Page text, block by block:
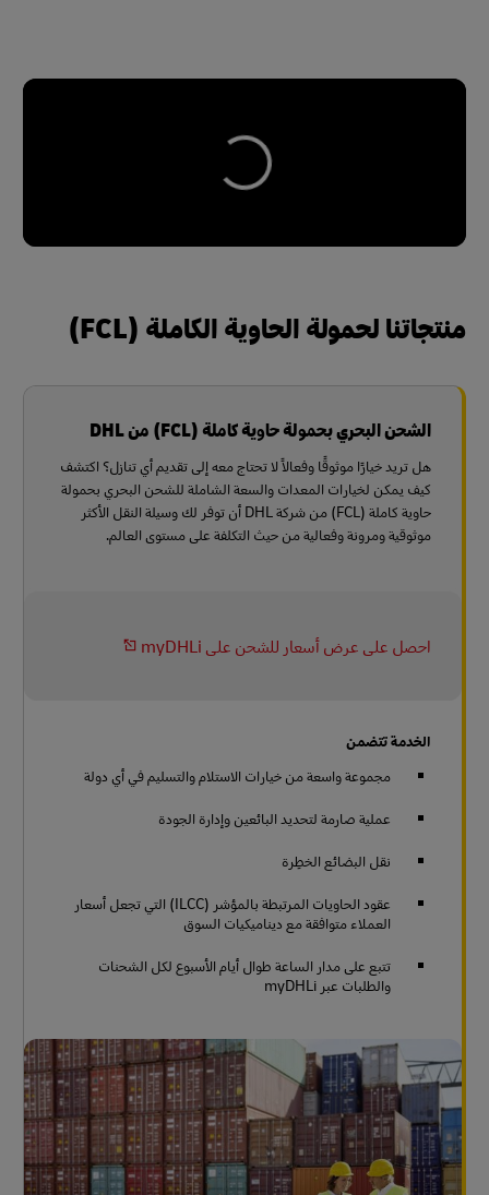
منتجاتنا لحمولة الحاوية الكاملة (FCL)
الشحن البحري بحمولة حاوية كاملة (FCL) من DHL
هل تريد خيارًا موثوقًا وفعالاً لا تحتاج معه إلى تقديم أي تنازل؟ اكتشف
كيف يمكن لخيارات المعدات والسعة الشاملة للشحن البحري بحمولة
حاوية كاملة (FCL) من شركة DHL أن توفر لك وسيلة النقل الأكثر
موثوقية ومرونة وفعالية من حيث التكلفة على مستوى العالم.
احصل على عرض أسعار للشحن على myDHLi
الخدمة تتضمن
مجموعة واسعة من خيارات الاستلام والتسليم في أي دولة
عملية صارمة لتحديد البائعين وإدارة الجودة
نقل البضائع الخطِرة
عقود الحاويات المرتبطة بالمؤشر (ILCC) التي تجعل أسعار
العملاء متوافقة مع ديناميكيات السوق
تتبع على مدار الساعة طوال أيام الأسبوع لكل الشحنات
والطلبات عبر myDHLi